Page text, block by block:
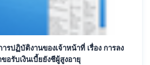
ติงานของเจ้าหน้าที่ เรื่อง การลง
อรับเงินเบี้ยยังชีผู้สูงอายุ